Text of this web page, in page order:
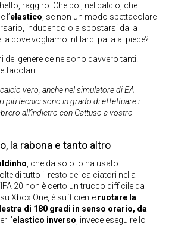
raggiro. Che poi, nel calcio, che
l’elastico, se non un modo spettacolare
inducendolo a spostarsi dalla
dove vogliamo infilarci palla al piede?
del genere ce ne sono davvero tanti.
vero, anche nelsimulatore di EA
più tecnici sono in grado di effettuare i
all’indietro con Gattuso a vostro
la rabona e tanto altro
, che da solo lo ha usato
di tutto il resto dei calciatori nella
20 non è certo un trucco difficile da
Xbox One, è sufficiente ruotare la
di 180 gradi in senso orario, da
l’elastico inverso, invece eseguire lo